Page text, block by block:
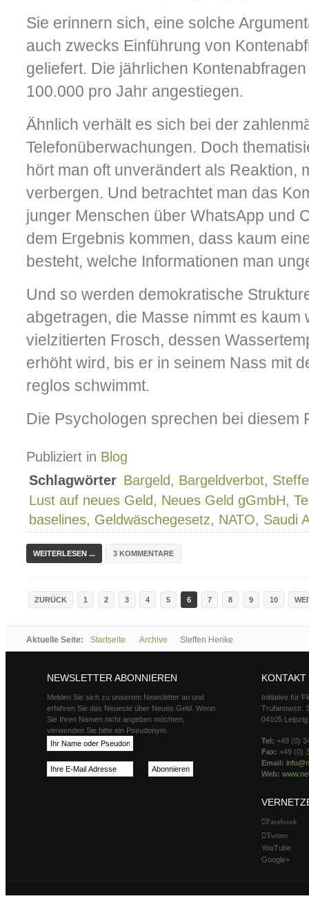
Sie erinnern sich, eine solche
auch zwecks Einführung von
geliefert. Die jährlichen
100.000 pro Jahr angestiegen.
Ähnlich verhält es sich bei der
Telefonüberwachungen. Doch
hört man oft unverändert als Reaktion,
verbergen. Und betrachtet man das
junger Menschen über WhatsApp und
dem Ergebnis kommen, dass kaum
besteht, welche Informationen man
Und so werden demokratische
abgetragen, die Masse nimmt es kaum
vielzitierten Frosch, dessen
erhöht wird, bis er in seinem Nass mit
reglos schwimmt.
Die Psychologen sprechen bei diesem
Publiziert in Blog
Schlagwörter Bargeld, Bargeldverbot,
Lust auf neues Geld, Neues Geld gGmbH,
baselines, Geldwäschegesetz, NATO, Saudi
3 KOMMENTARE
WEITERLESEN ...
ZURÜCK 1 2 3 4 5 6 7 8 9 10
Aktuelle Seite: Startseite Archive Steffen Henke
NEWSLETTER ABONNIEREN
Melden Sie sich zu unserem Newsletter an und
erfahren Sie das Neueste über Neues Geld. Wenn
Sie Ihren Namen nicht angeben möchten,
verwenden Sie bitte ein Pseudonym.
KONTAKT
Initiative für
Trufanowstr.
04105 Leipzig
Tel: +49 (0)
Fax: +49 (0)
Email:
Web:
Facebook
Twitter
YouTube
Google+